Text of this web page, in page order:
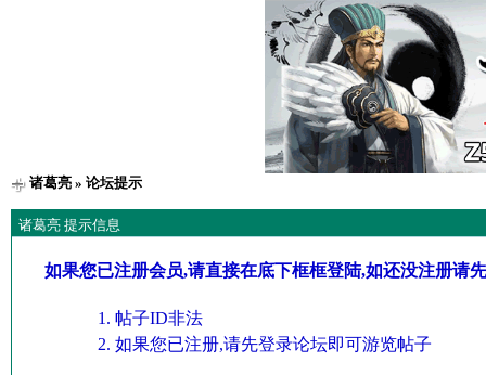
诸葛亮» 论坛提示
诸葛亮 提示信息
如果您已注册会员,请直接在底下框框登陆,如还没注册请
帖子ID非法
如果您已注册,请先登录论坛即可游览帖子